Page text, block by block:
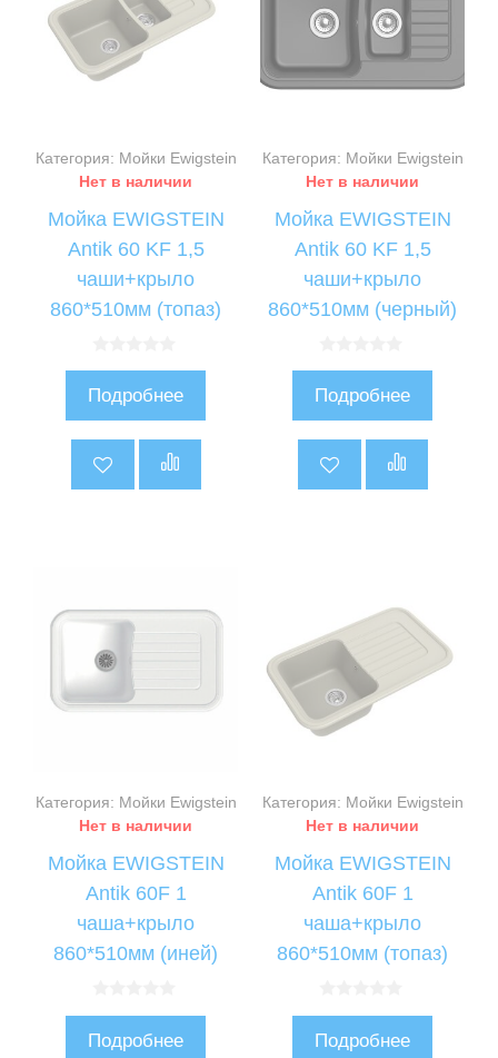
Категория: Мойки Ewigstein
Нет в наличии
Мойка EWIGSTEIN
Antik 60 KF 1,5
чаши+крыло
860*510мм (топаз)
0
з
Подробнее
Категория: Мойки Ewigstein
Нет в наличии
Мойка EWIGSTEIN
Antik 60 KF 1,5
чаши+крыло
860*510мм (черный)
0
з
Подробнее
Категория: Мойки Ewigstein
Нет в наличии
Мойка EWIGSTEIN
Antik 60F 1
чаша+крыло
860*510мм (иней)
0
з
Подробнее
Категория: Мойки Ewigstein
Нет в наличии
Мойка EWIGSTEIN
Antik 60F 1
чаша+крыло
860*510мм (топаз)
0
з
Подробнее